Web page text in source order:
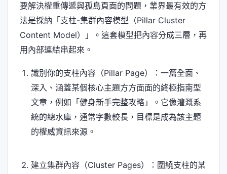
要解決權重傳遞與孤島頁面的問題，業界最有效的方
法是採納「支柱-集群內容模型（Pillar Cluster
Content Model）」。這套模型把內容分成三層，再
用內部連結串起來。
識別你的支柱內容（Pillar Page）：一篇全面、
深入、涵蓋某個核心主題方方面面的終極指南型
文章，例如「健身新手完整攻略」。它像灌溉系
統的總水庫，通常字數較長，目標是成為該主題
的權威資訊來源。
建立集群內容（Cluster Pages）：圍繞支柱的某